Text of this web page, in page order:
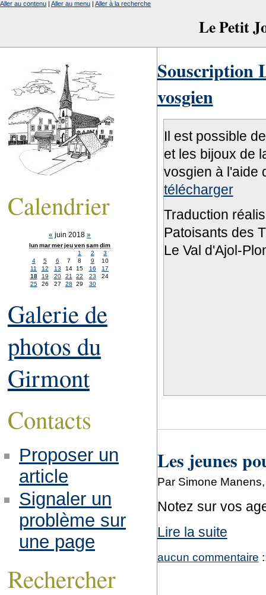
Le Petit
Aller au contenu | Aller au menu | Aller à la recherche
Souscription
vosgien
Il est possible
et les bijoux de
vosgien à l'aide
télécharger
Traduction
Patoisants des
Le Val d'Ajol-
Les jeunes
Par Simone
Notez sur vos
Lire la suite
aucun commentaire
Calendrier
« juin 2018»
lunmarmerjeuvensamdim
1
2
3
4
5 6 7 8 9
10
11
12 13 14 15 16
17
18
19 20 21 22 23
24
25
26 27 28 29 30
Galerie de
photos du
Girmont
Contacts
Proposer un
article
Signaler un
problème sur
une page
Rechercher